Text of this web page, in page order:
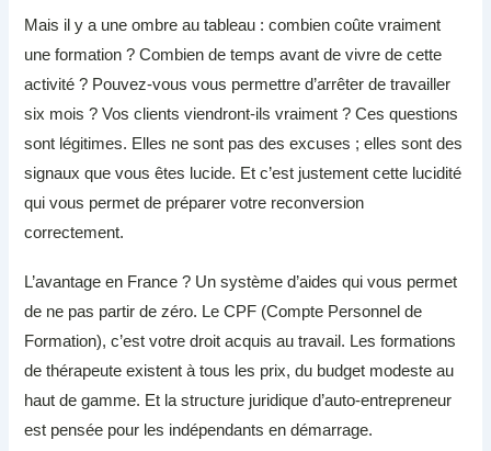
Mais il y a une ombre au tableau : combien coûte vraiment
une formation ? Combien de temps avant de vivre de cette
activité ? Pouvez-vous vous permettre d’arrêter de travailler
six mois ? Vos clients viendront-ils vraiment ? Ces questions
sont légitimes. Elles ne sont pas des excuses ; elles sont des
signaux que vous êtes lucide. Et c’est justement cette lucidité
qui vous permet de préparer votre reconversion
correctement.
L’avantage en France ? Un système d’aides qui vous permet
de ne pas partir de zéro. Le CPF (Compte Personnel de
Formation), c’est votre droit acquis au travail. Les formations
de thérapeute existent à tous les prix, du budget modeste au
haut de gamme. Et la structure juridique d’auto-entrepreneur
est pensée pour les indépendants en démarrage.